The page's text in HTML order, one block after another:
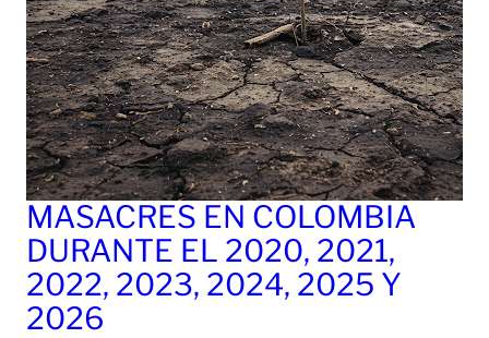
MASACRES EN COLOMBIA
DURANTE EL 2020, 2021,
2022, 2023, 2024, 2025 Y
2026